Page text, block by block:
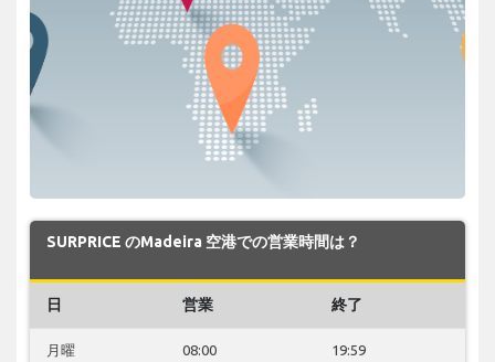
SURPRICE のMadeira 空港での営業時間は？
日 営業 終了
月曜 08:00 19:59